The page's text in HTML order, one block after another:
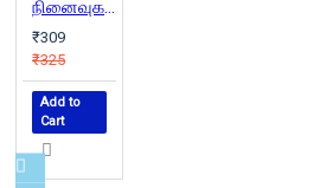
நினைவுகள்
₹309
₹325
Add to
Cart